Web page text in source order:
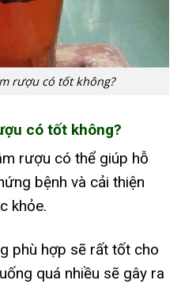
rượu có tốt không?
có tốt không?
rượu có thể giúp hỗ
bệnh và cải thiện
khỏe.
phù hợp sẽ rất tốt cho
quá nhiều sẽ gây ra